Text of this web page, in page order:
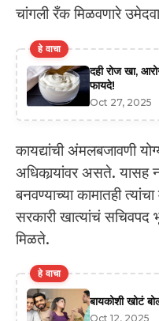
चांगली रँक मिळवणारे
हे वाचा
दही रोज खा,
फायदे!
Oct 27, 2025
कायद्यांची अंमलबजावणी
अधिकार्‍यांवर असते. यासह
बनवण्याच्या कामातही
सरकारी खात्यांचं सचिवपद
मिळते.
हे वाचा
बायकोशी खोटं
Oct 12, 2025